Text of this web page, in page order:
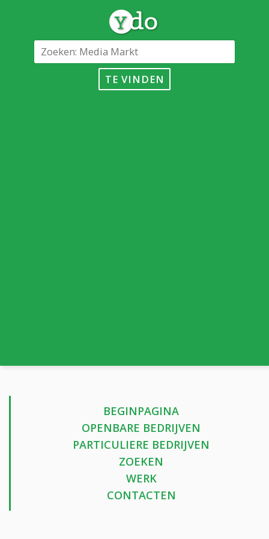
TE VINDEN
BEGINPAGINA
OPENBARE BEDRIJVEN
PARTICULIERE BEDRIJVEN
ZOEKEN
WERK
CONTACTEN